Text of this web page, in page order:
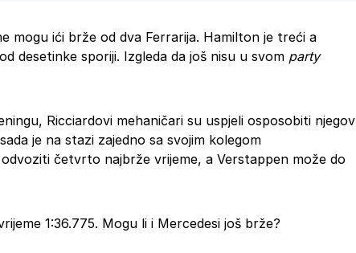
mogu ići brže od dva Ferrarija. Hamilton je treći a
desetinke sporiji. Izgleda da još nisu u svom party
Ricciardovi mehaničari su uspjeli osposobiti njegov
je na stazi zajedno sa svojim kolegom
četvrto najbrže vrijeme, a Verstappen može do
1:36.775. Mogu li i Mercedesi još brže?